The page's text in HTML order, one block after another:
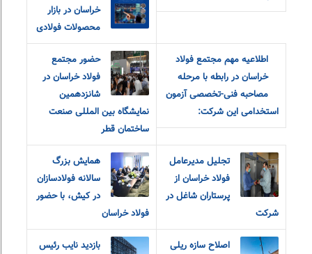
خراسان در بازار
محصولات فولادی
اطلاعیه مهم مجتمع فولاد
خراسان در رابطه با مرحله
مصاحبه فنی-تخصصی آزمون
استخدامی این شرکت:
حضور مجتمع
فولاد خراسان در
شانزدهمین
نمایشگاه بین المللی صنعت
ساختمان قطر
تجلیل مدیرعامل
فولاد خراسان از
پرستاران شاغل در
شرکت
همایش بزرگ
سالانه فولادسازان
در کیش، با حضور
فولاد خراسان
اصلاح سازه ریلی
بازدید نایب رئیس